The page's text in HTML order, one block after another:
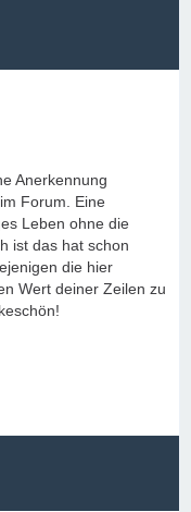
Anerkennung
Forum. Eine
Leben ohne die
ist das hat schon
die hier
Wert deiner Zeilen zu